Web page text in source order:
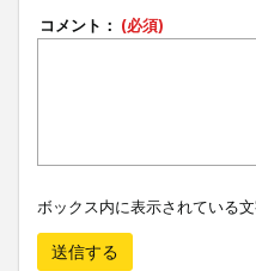
コメント： (必須)
ボックス内に表示されている
送信する